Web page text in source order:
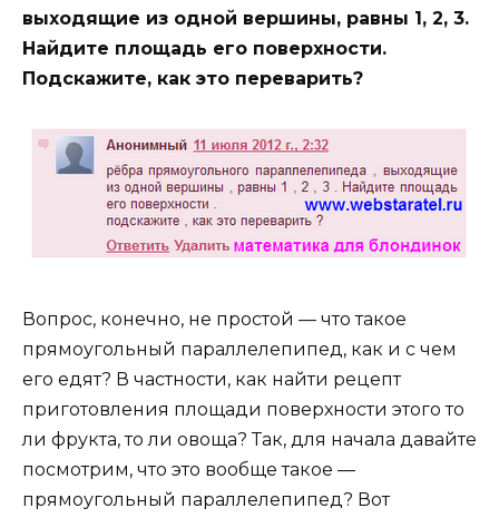
выходящие из одной вершины, равны 1, 2, 3.
Найдите площадь его поверхности.
Подскажите, как это переварить?
Вопрос, конечно, не простой — что такое
прямоугольный параллелепипед, как и с чем
его едят? В частности, как найти рецепт
приготовления площади поверхности этого то
ли фрукта, то ли овоща? Так, для начала давайте
посмотрим, что это вообще такое —
прямоугольный параллелепипед? Вот